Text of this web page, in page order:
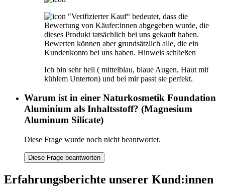
"Verifizierter Kauf“ bedeutet, dass die
Bewertung von Käufer:innen abgegeben wurde, die
dieses Produkt tatsächlich bei uns gekauft haben.
Bewerten können aber grundsätzlich alle, die ein
Kundenkonto bei uns haben. Hinweis schließen
Ich bin sehr hell ( mittelblau, blaue Augen, Haut mit
kühlem Unterton) und bei mir passt sie perfekt.
Warum ist in einer Naturkosmetik Foundation
Aluminium als Inhaltsstoff? (Magnesium
Aluminum Silicate)
Diese Frage wurde noch nicht beantwortet.
Diese Frage beantworten
Erfahrungsberichte unserer Kund:innen